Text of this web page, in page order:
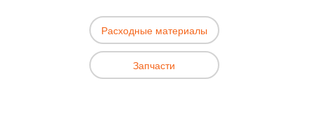
Расходные материалы
Запчасти